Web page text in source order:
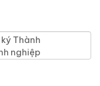
Thành
nghiệp